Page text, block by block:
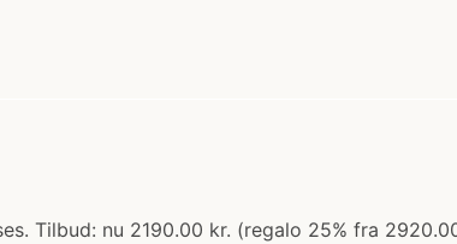
Tilbud: nu 2190.00 kr. (regalo 25% fra